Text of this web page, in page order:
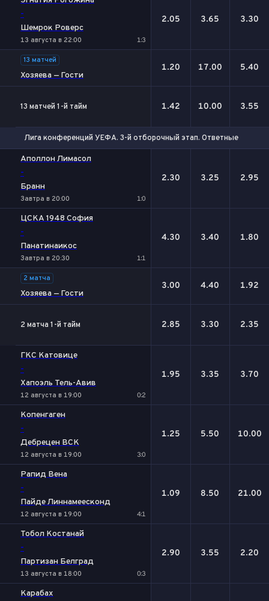
-
Шемрок Роверс
13 августа в 22:00 1:3
2.05 3.65 3.30
13 матчей
Хозяева — Гости
1.20 17.00 5.40
13 матчей 1-й тайм 1.42 10.00 3.55
Лига конференций УЕФА. 3-й отборочный этап. Ответные матчи
Аполлон Лимасол
-
Бранн
Завтра в 20:00 1:0
2.30 3.25 2.95
ЦСКА 1948 София
-
Панатинаикос
Завтра в 20:30 1:1
4.30 3.40 1.80
2 матча
Хозяева — Гости
3.00 4.40 1.92
2 матча 1-й тайм 2.85 3.30 2.35
ГКС Катовице
-
Хапоэль Тель-Авив
12 августа в 19:00 0:2
1.95 3.35 3.70
Копенгаген
-
Дебрецен ВСК
12 августа в 19:00 3:0
1.25 5.50 10.00
Рапид Вена
-
Пайде Линнамеесконд
12 августа в 19:00 4:1
1.09 8.50 21.00
Тобол Костанай
-
Партизан Белград
13 августа в 18:00 0:3
2.90 3.55 2.20
Карабах